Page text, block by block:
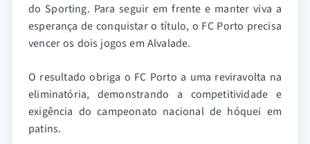
do Sporting. Para seguir em frente e manter viva a
esperança de conquistar o título, o FC Porto precisa
vencer os dois jogos em Alvalade.
O resultado obriga o FC Porto a uma reviravolta na
eliminatória, demonstrando a competitividade e
exigência do campeonato nacional de hóquei em
patins.